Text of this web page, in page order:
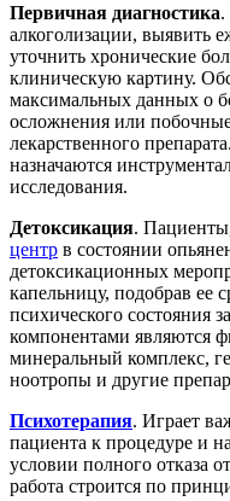
Первичная диагностика.
алкоголизации, выявить
уточнить хронические
клиническую картину.
максимальных данных о
осложнения или
лекарственного
назначаются
исследования.
Детоксикация.
центр в состоянии
детоксикационных
капельницу, подобрав ее
психического состояния
компонентами являются
минеральный комплекс,
ноотропы и другие
Психотерапия. Играет
пациента к процедуре и
условии полного отказа
работа строится по